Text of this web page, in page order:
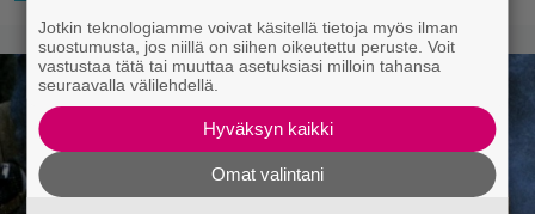
Jotkin teknologiamme voivat käsitellä tietoja myös ilman
suostumusta, jos niillä on siihen oikeutettu peruste. Voit
vastustaa tätä tai muuttaa asetuksiasi milloin tahansa
seuraavalla välilehdellä.
Hyväksyn kaikki
Omat valintani